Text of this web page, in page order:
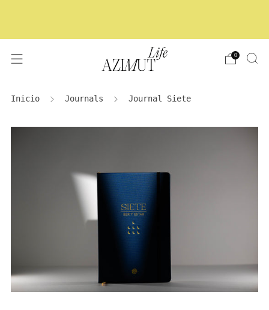
0
Inicio Journals Journal Siete